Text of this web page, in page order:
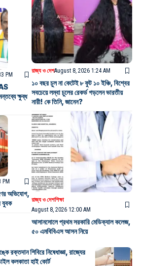
PM
ক্ষুব্ধ
PM
অভিযোগ,
যুবক
রাজ্য ও দেশAugust 8, 2026 1:24 AM
১০ বছর চুল না কেটেই ৮ ফুট ১০ ইঞ্চি, বিশ্বের
সবচেয়ে লম্বা চুলের রেকর্ড গড়লেন ভারতীয়
নারী! কে তিনি, জানেন?
রাজ্য ও দেশশিক্ষা
August 8, 2026 12:00 AM
আসানসোলে প্রথম সরকারি মেডিক্যাল কলেজ,
৫০ এমবিবিএস আসন নিয়ে
রক্তদান শিবিরে নিষেধাজ্ঞা, রাজ্যের
কলকাতা হাই কোর্ট